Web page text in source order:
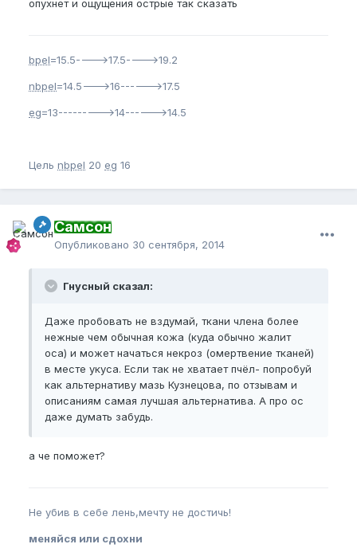
опухнет и ощущения острые так сказать
bpel=15.5---->17.5---->19.2
nbpel=14.5--->16------>17.5
eg=13--------->14------>14.5
Цель nbpel 20 eg 16
Самсон
Опубликовано 30 сентября, 2014
Гнусный сказал:
Даже пробовать не вздумай, ткани члена более
нежные чем обычная кожа (куда обычно жалит
оса) и может начаться некроз (омертвение тканей)
в месте укуса. Если так не хватает пчёл- попробуй
как альтернативу мазь Кузнецова, по отзывам и
описаниям самая лучшая альтернатива. А про ос
даже думать забудь.
а че поможет?
Не убив в себе лень,мечту не достичь!
меняйся или сдохни